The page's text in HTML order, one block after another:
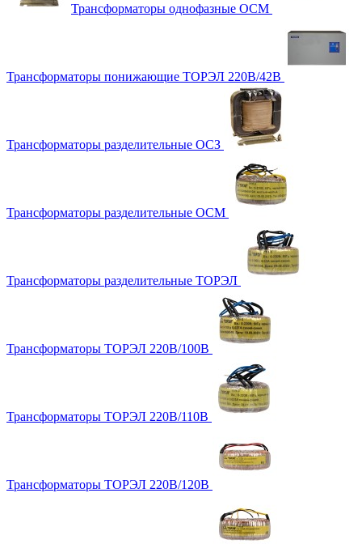
Трансформаторы однофазные ОСМ
Трансформаторы понижающие ТОРЭЛ 220В/42В
Трансформаторы разделительные ОСЗ
Трансформаторы разделительные ОСМ
Трансформаторы разделительные ТОРЭЛ
Трансформаторы ТОРЭЛ 220В/100В
Трансформаторы ТОРЭЛ 220В/110В
Трансформаторы ТОРЭЛ 220В/120В